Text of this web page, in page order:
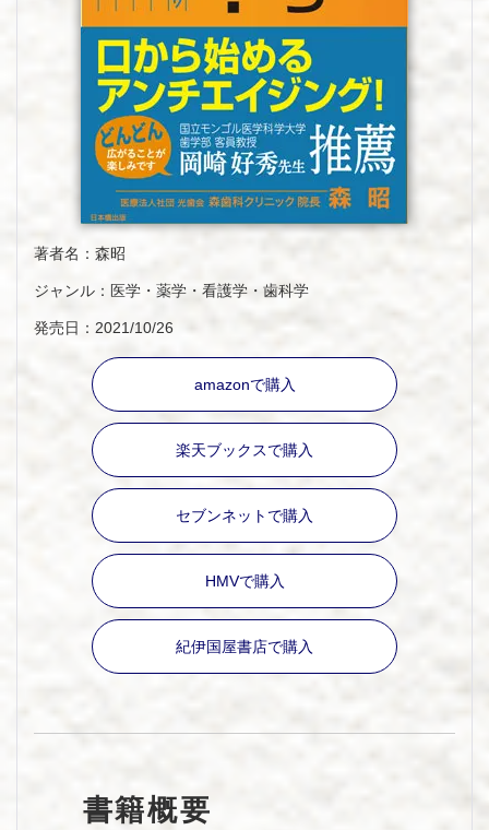
著者名：森昭
ジャンル：医学・薬学・看護学・歯科学
発売日：2021/10/26
amazonで購入
楽天ブックスで購入
セブンネットで購入
HMVで購入
紀伊国屋書店で購入
書籍概要